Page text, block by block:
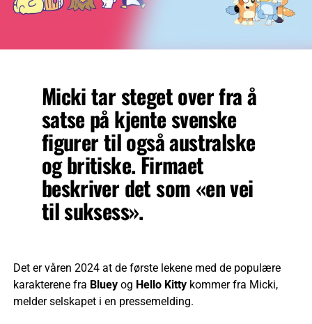
Micki tar steget over fra å
satse på kjente svenske
figurer til også australske
og britiske. Firmaet
beskriver det som «en vei
til suksess».
Det er våren 2024 at de første lekene med de populære
karakterene fra Bluey og Hello Kittykommer fra Micki,
melder selskapet i en pressemelding.